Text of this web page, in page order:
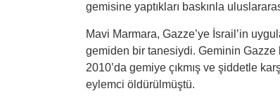
gemisine yaptıkları baskınla
Mavi Marmara, Gazze’ye İsrail’in
gemiden bir tanesiydi. Geminin Gazze
2010’da gemiye çıkmış ve şiddetle
eylemci öldürülmüştü.